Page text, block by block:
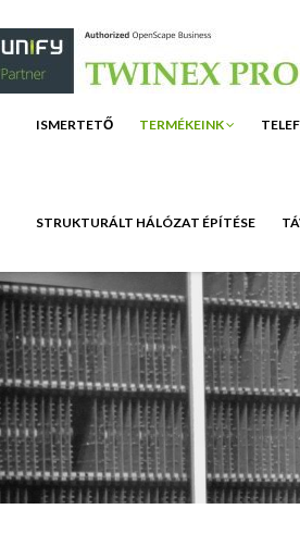
ISMERTETŐ TERMÉKEINK
STRUKTURÁLT HÁLÓZAT ÉPÍTÉSE